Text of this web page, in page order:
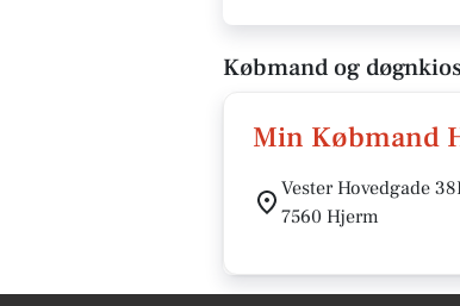
Købmand og
Min Købmand
Vester Hovedgade
7560 Hjerm